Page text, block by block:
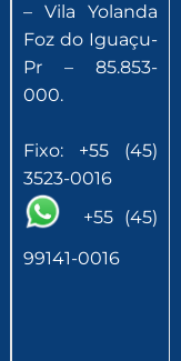
– Vila Yolanda
Foz do Iguaçu-
Pr – 85.853-
000.
Fixo: +55 (45)
3523-0016
+55 (45)
99141-0016